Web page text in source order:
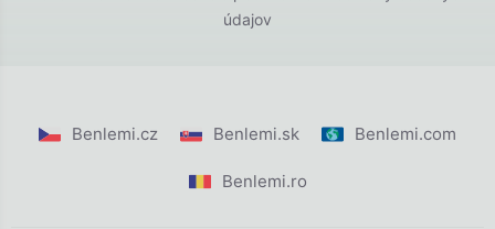
údajov
Benlemi.cz Benlemi.sk Benlemi.com
Benlemi.ro